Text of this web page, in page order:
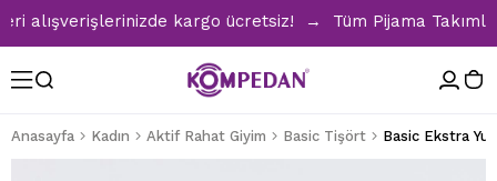
kargo ücretsiz! → Tüm Pijama
Anasayfa Kadın Aktif Rahat Giyim Basic Tişört Basic Ekstra